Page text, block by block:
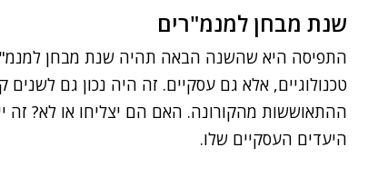
שנת מבחן למנמ"רים
התפיסה היא שהשנה הבאה תהיה שנת מבחן
טכנולוגיים, אלא גם עסקיים. זה היה נכון גם
ההתאוששות מהקורונה. האם הם יצליחו או לא?
היעדים העסקיים שלו.